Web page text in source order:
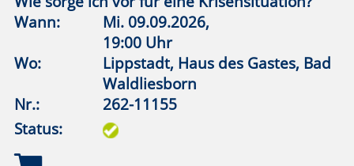
Kanada & Alaska – Into the Wild
Wann:
10.11.2026,
19:00 Uhr
Wo:
Erwitte, Städtisches Gymnasium,
Aula
Nr.:
262-12030
Status: